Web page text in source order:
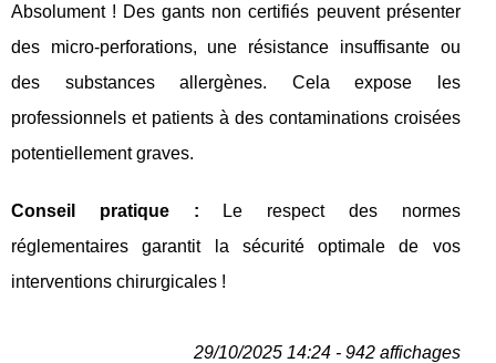
Absolument ! Des gants non certifiés peuvent présenter
des micro-perforations, une résistance insuffisante ou
des substances allergènes. Cela expose les
professionnels et patients à des contaminations croisées
potentiellement graves.
Conseil pratique : Le respect des normes
réglementaires garantit la sécurité optimale de vos
interventions chirurgicales !
29/10/2025 14:24 - 942 affichages